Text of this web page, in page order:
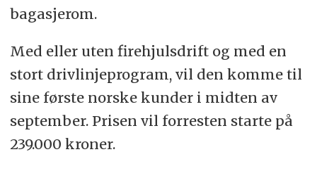
bagasjerom.
Med eller uten firehjulsdrift og med en
stort drivlinjeprogram, vil den komme til
sine første norske kunder i midten av
september. Prisen vil forresten starte på
239.000 kroner.